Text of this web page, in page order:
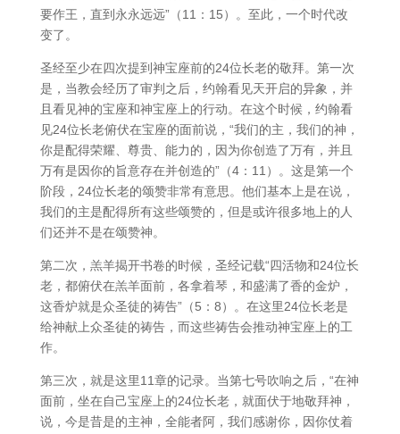
要作王，直到永永远远”（11：15）。至此，一个时代改
变了。
圣经至少在四次提到神宝座前的24位长老的敬拜。第一次
是，当教会经历了审判之后，约翰看见天开启的异象，并
且看见神的宝座和神宝座上的行动。在这个时候，约翰看
见24位长老俯伏在宝座的面前说，“我们的主，我们的神，
你是配得荣耀、尊贵、能力的，因为你创造了万有，并且
万有是因你的旨意存在并创造的”（4：11）。这是第一个
阶段，24位长老的颂赞非常有意思。他们基本上是在说，
我们的主是配得所有这些颂赞的，但是或许很多地上的人
们还并不是在颂赞神。
第二次，羔羊揭开书卷的时候，圣经记载“四活物和24位长
老，都俯伏在羔羊面前，各拿着琴，和盛满了香的金炉，
这香炉就是众圣徒的祷告”（5：8）。在这里24位长老是
给神献上众圣徒的祷告，而这些祷告会推动神宝座上的工
作。
第三次，就是这里11章的记录。当第七号吹响之后，“在神
面前，坐在自己宝座上的24位长老，就面伏于地敬拜神，
说，今是昔是的主神，全能者阿，我们感谢你，因你仗着